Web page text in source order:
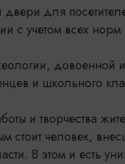
для
с учетом всех
довоенной
и школьного
и творчества
стоит человек,
В этом и есть